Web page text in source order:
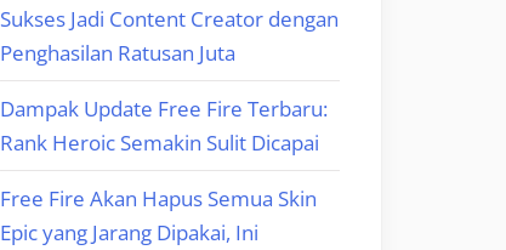
Sukses Jadi Content Creator dengan
Penghasilan Ratusan Juta
Dampak Update Free Fire Terbaru:
Rank Heroic Semakin Sulit Dicapai
Free Fire Akan Hapus Semua Skin
Epic yang Jarang Dipakai, Ini